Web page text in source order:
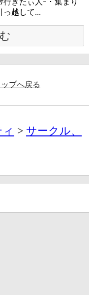
行きたぃ人ｰ・集まり
っ越して...
プへ戻る
サークル、